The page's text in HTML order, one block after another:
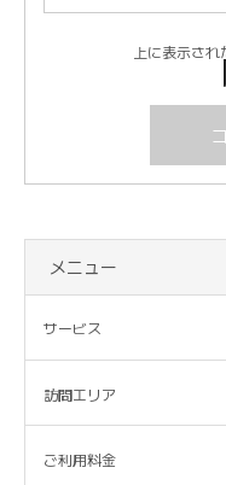
上に表示さ
メニュー
サービス
訪問エリア
ご利用料金